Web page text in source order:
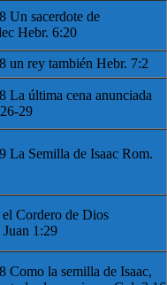
Un sacerdote de
Hebr. 6:20
un rey también Hebr. 7:2
La última cena anunciada
29
La Semilla de Isaac Rom.
Cordero de Dios
1:29
Como la semilla de Isaac,